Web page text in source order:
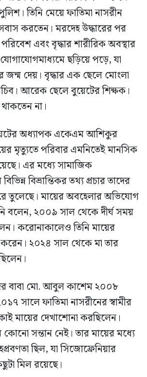
তিনি মেয়ে ফাতিমা নাসরীন
করতেন। মরদেহ উদ্ধারের পর
পরিবেশ এবং বৃদ্ধার শারীরিক অবস্থার
ছড়িয়ে পড়ে, যা
দেয়। বৃদ্ধার এক ছেলে মোংলা
আরেক ছেলে বুয়েটের শিক্ষক।
না।
অধ্যাপক একেএম আশিকুর
মৃত্যুতে পরিবার এমনিতেই মানসিক
এর মধ্যে সামাজিক
বিভ্রান্তিকর তথ্য প্রচার তাদের
তুলেছে। মায়ের অবহেলার অভিযোগ
বলেন, ২০০৯ সাল থেকে দীর্ঘ সময়
করোনাকালেও তিনি মায়ের
করেন। ২০২৪ সাল থেকে মা তার
বাবা মো. আবুল কাশেম ২০০৮
সালে ফাতিমা নাসরীনের স্বামীর
মায়ের দেখাশোনা করছিলেন।
কোনো সন্তান নেই। তার মায়ের মধ্যে
ছিল, যা সিজোফ্রেনিয়ার
মিল রয়েছে।